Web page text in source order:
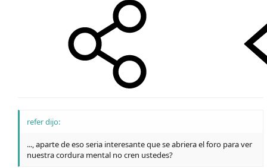
refer dijo:
..., aparte de eso seria interesante que se abriera el foro para ver
nuestra cordura mental no cren ustedes?